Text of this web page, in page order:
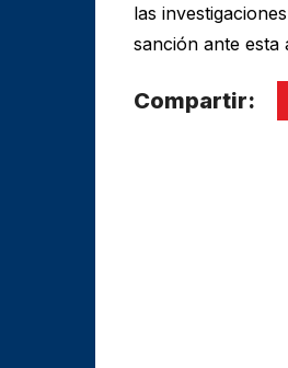
las
sanción ante esta
Compartir: